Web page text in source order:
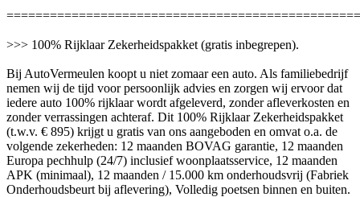
>>> 100% Rijklaar Zekerheidspakket (gratis inbegrepen).
Bij AutoVermeulen koopt u niet zomaar een auto. Als familiebedrijf
nemen wij de tijd voor persoonlijk advies en zorgen wij ervoor dat
iedere auto 100% rijklaar wordt afgeleverd, zonder afleverkosten en
zonder verrassingen achteraf. Dit 100% Rijklaar Zekerheidspakket
(t.w.v. € 895) krijgt u gratis van ons aangeboden en omvat o.a. de
volgende zekerheden: 12 maanden BOVAG garantie, 12 maanden
Europa pechhulp (24/7) inclusief woonplaatsservice, 12 maanden
APK (minimaal), 12 maanden / 15.000 km onderhoudsvrij (Fabriek
Onderhoudsbeurt bij aflevering), Volledig poetsen binnen en buiten.